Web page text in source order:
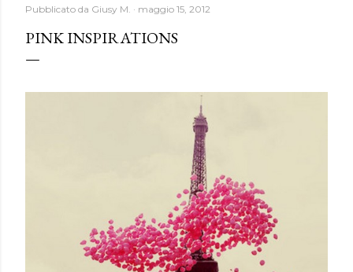
Pubblicato da Giusy M. maggio 15, 2012
PINK INSPIRATIONS